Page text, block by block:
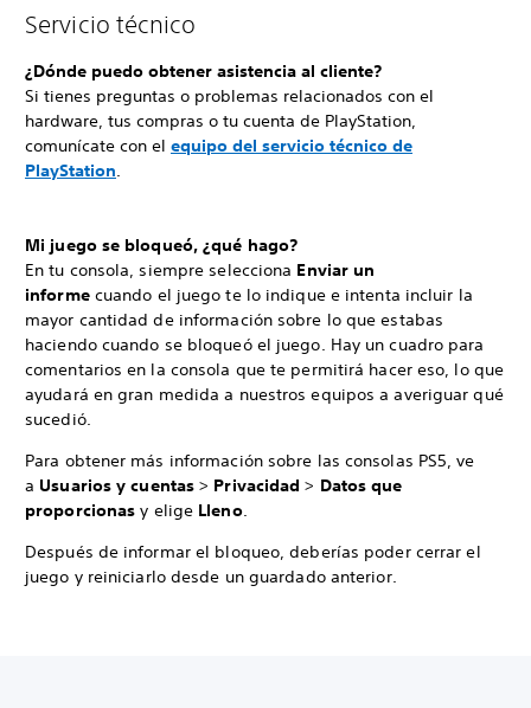
Servicio técnico
¿Dónde puedo obtener asistencia al cliente?
Si tienes preguntas o problemas relacionados con el
hardware, tus compras o tu cuenta de PlayStation,
comunícate con el equipo del servicio técnico de
PlayStation.
Mi juego se bloqueó, ¿qué hago?
En tu consola, siempre selecciona Enviar un
informe cuando el juego te lo indique e intenta incluir la
mayor cantidad de información sobre lo que estabas
haciendo cuando se bloqueó el juego. Hay un cuadro para
comentarios en la consola que te permitirá hacer eso, lo que
ayudará en gran medida a nuestros equipos a averiguar qué
sucedió.
Para obtener más información sobre las consolas PS5, ve
a Usuarios y cuentas > Privacidad > Datos que
proporcionas y elige Lleno.
Después de informar el bloqueo, deberías poder cerrar el
juego y reiniciarlo desde un guardado anterior.